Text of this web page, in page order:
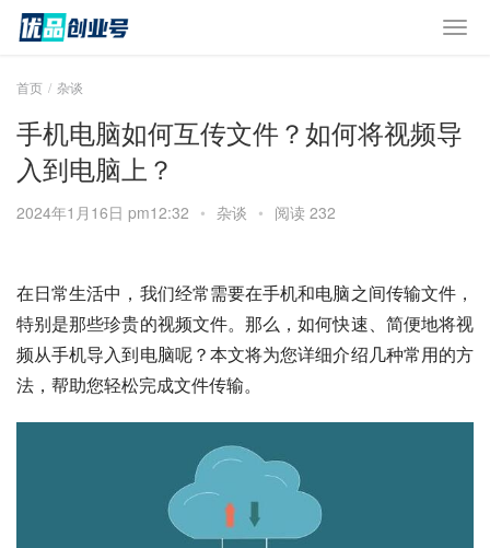
首页 杂谈
手机电脑如何互传文件？如何将视频导
入到电脑上？
2024年1月16日 pm12:32 • 杂谈 • 阅读 232
在日常生活中，我们经常需要在手机和电脑之间传输文件，
特别是那些珍贵的视频文件。那么，如何快速、简便地将视
频从手机导入到电脑呢？本文将为您详细介绍几种常用的方
法，帮助您轻松完成文件传输。